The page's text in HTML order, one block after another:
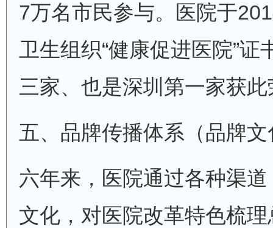
7万名市民参与。医院于
卫生组织“健康促进医院”
三家、也是深圳第一家获
五、品牌传播体系（品牌文
六年来，医院通过各种渠
文化，对医院改革特色梳